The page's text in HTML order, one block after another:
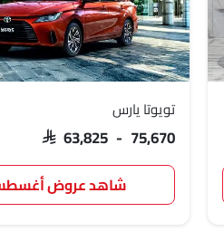
تويوتا يارس
SAR 63,825 - 75,670
شاهد عروض